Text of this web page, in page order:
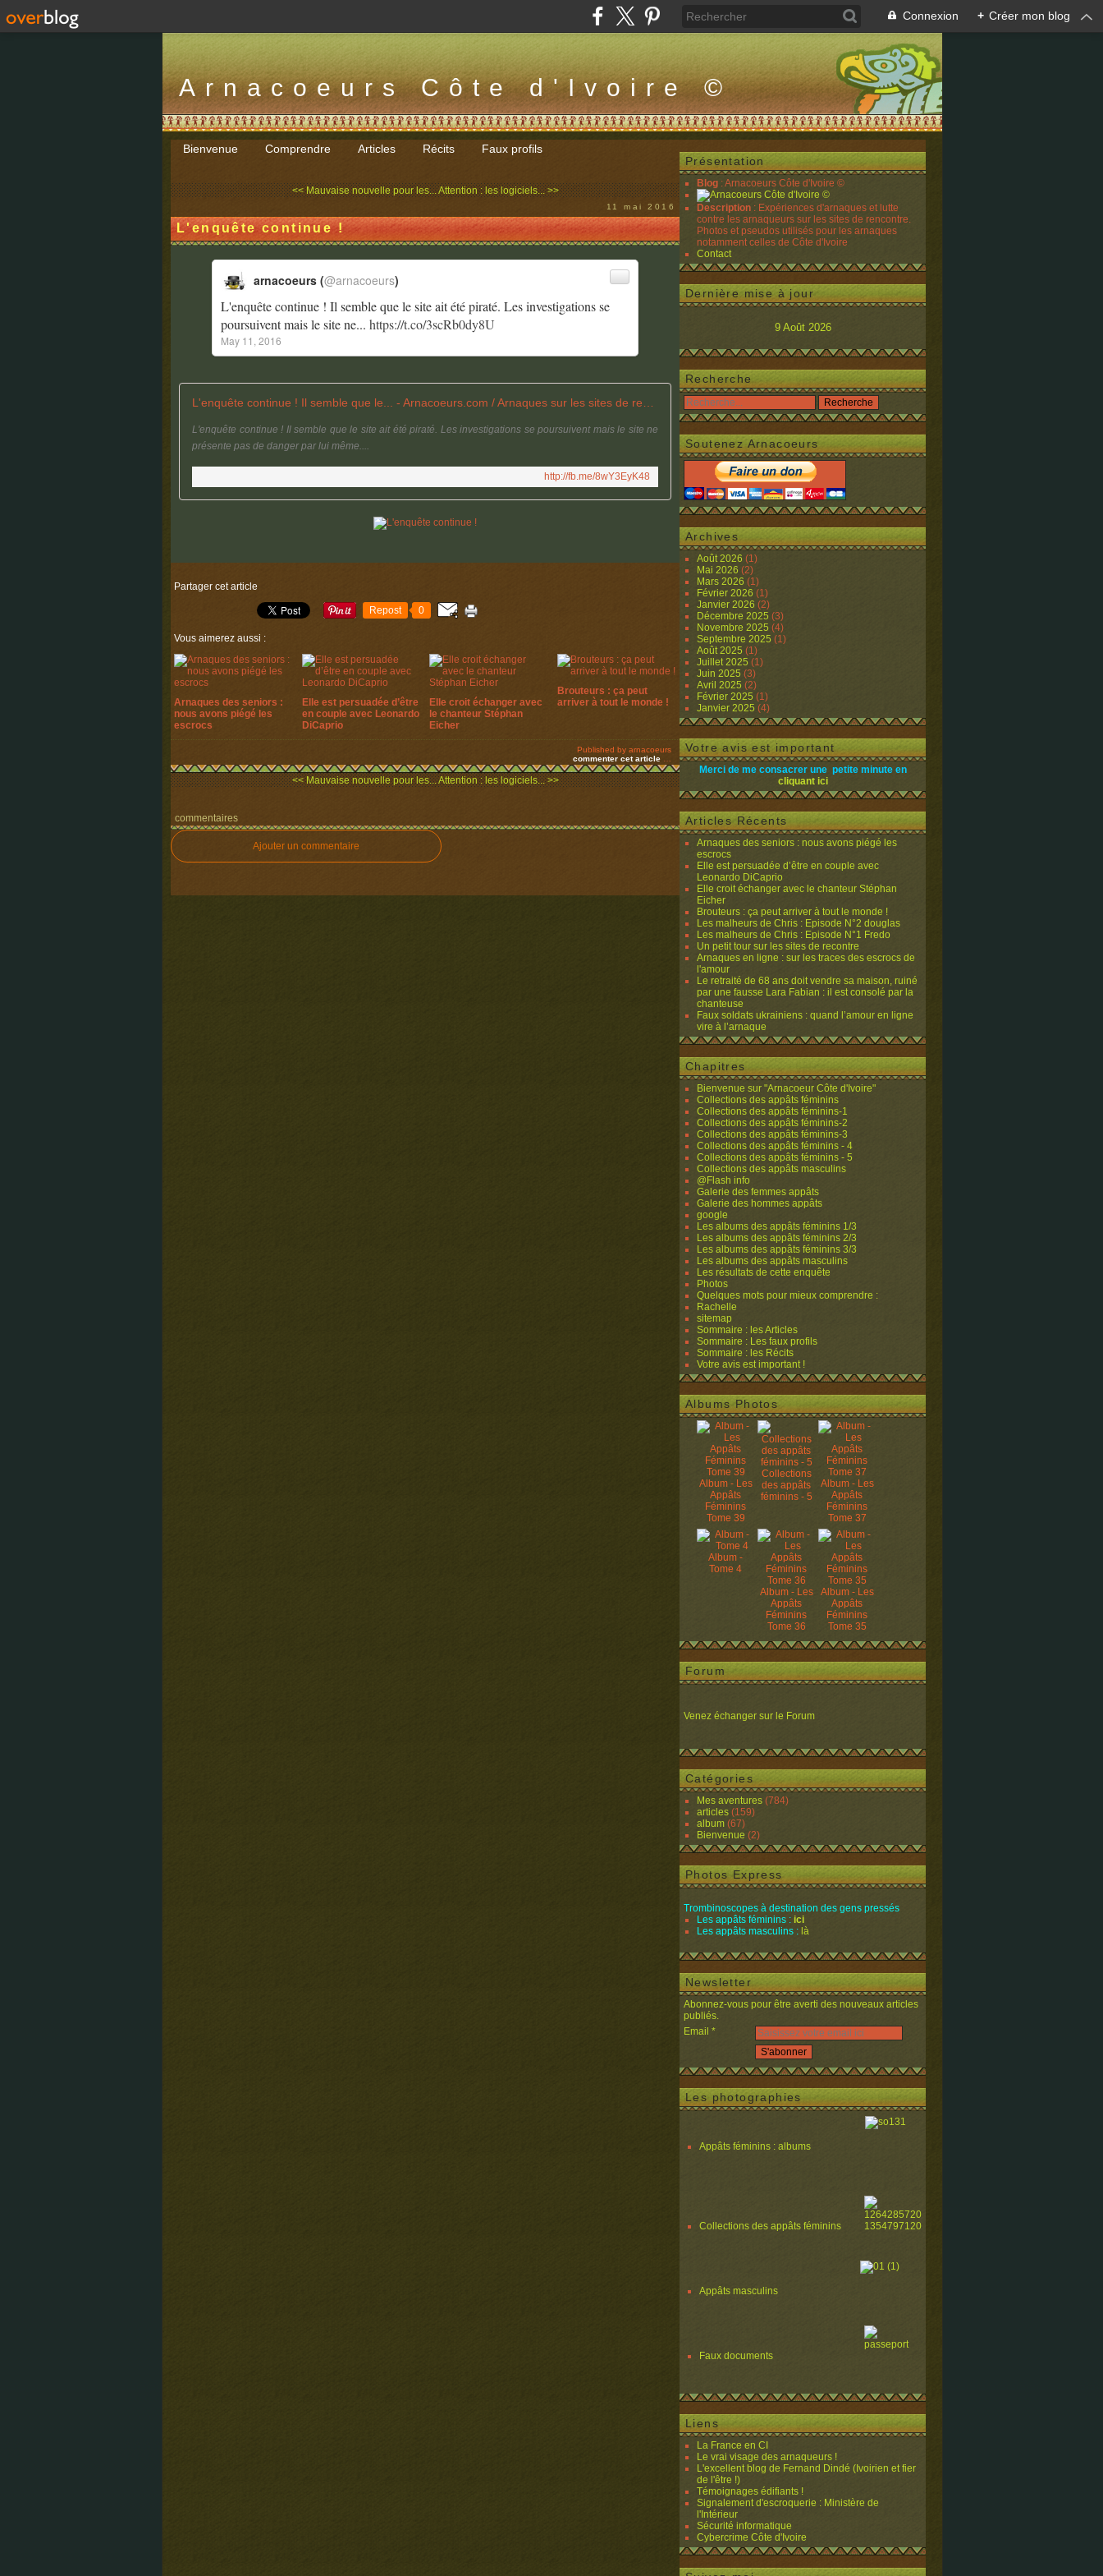
Connexion + Créer mon blog
Arnacoeurs Côte d'Ivoire ©
Bienvenue Comprendre Articles Récits Faux profils
<< Mauvaise nouvelle pour les...Attention : les logiciels... >>
11 mai 2016
L'enquête continue !
L'enquête continue ! Il semble que le site ait été piraté. Les investigations se
poursuivent mais le site ne... https://t.co/3scRb0dy8U
arnacoeurs (@arnacoeurs)
May 11, 2016
L'enquête continue ! Il semble que le site ait été piraté. Les investigations se poursuivent mais le site ne
présente pas de danger par lui même....
http://fb.me/8wY3EyK48
Partager cet article
Repost 0
Vous aimerez aussi :
Arnaques des seniors :
nous avons piégé les
escrocs
Elle est persuadée d’être
en couple avec Leonardo
DiCaprio
Elle croit échanger avec
le chanteur Stéphan
Eicher
Brouteurs : ça peut
arriver à tout le monde !
Published by arnacoeurs
commenter cet article
<< Mauvaise nouvelle pour les...Attention : les logiciels... >>
commentaires
Ajouter un commentaire
Présentation
Blog : Arnacoeurs Côte d'Ivoire ©
Description : Expériences d'arnaques et lutte
contre les arnaqueurs sur les sites de rencontre.
Photos et pseudos utilisés pour les arnaques
notamment celles de Côte d'Ivoire
Contact
Dernière mise à jour
9 Août 2026
Recherche
Soutenez Arnacoeurs
Archives
Août 2026 (1)
Mai 2026 (2)
Mars 2026 (1)
Février 2026 (1)
Janvier 2026 (2)
Décembre 2025 (3)
Novembre 2025 (4)
Septembre 2025 (1)
Août 2025 (1)
Juillet 2025 (1)
Juin 2025 (3)
Avril 2025 (2)
Février 2025 (1)
Janvier 2025 (4)
Votre avis est important
Merci de me consacrer une petite minute en
cliquant ici
Articles Récents
Arnaques des seniors : nous avons piégé les
escrocs
Elle est persuadée d’être en couple avec
Leonardo DiCaprio
Elle croit échanger avec le chanteur Stéphan
Eicher
Brouteurs : ça peut arriver à tout le monde !
Les malheurs de Chris : Episode N°2 douglas
Les malheurs de Chris : Episode N°1 Fredo
Un petit tour sur les sites de recontre
Arnaques en ligne : sur les traces des escrocs de
l'amour
Le retraité de 68 ans doit vendre sa maison, ruiné
par une fausse Lara Fabian : il est consolé par la
chanteuse
Faux soldats ukrainiens : quand l’amour en ligne
vire à l’arnaque
Chapitres
Bienvenue sur "Arnacoeur Côte d'Ivoire"
Collections des appâts féminins
Collections des appâts féminins-1
Collections des appâts féminins-2
Collections des appâts féminins-3
Collections des appâts féminins - 4
Collections des appâts féminins - 5
Collections des appâts masculins
@Flash info
Galerie des femmes appâts
Galerie des hommes appâts
google
Les albums des appâts féminins 1/3
Les albums des appâts féminins 2/3
Les albums des appâts féminins 3/3
Les albums des appâts masculins
Les résultats de cette enquête
Photos
Quelques mots pour mieux comprendre :
Rachelle
sitemap
Sommaire : les Articles
Sommaire : Les faux profils
Sommaire : les Récits
Votre avis est important !
Albums Photos
Album - Les
Appâts
Féminins
Tome 39
Collections
des appâts
féminins - 5
Album - Les
Appâts
Féminins
Tome 37
Album -
Tome 4
Album - Les
Appâts
Féminins
Tome 36
Album - Les
Appâts
Féminins
Tome 35
Forum
Venez échanger sur le Forum
Catégories
Mes aventures (784)
articles (159)
album (67)
Bienvenue (2)
Photos Express
Trombinoscopes à destination des gens pressés
Les appâts féminins : ici
Les appâts masculins : là
Newsletter
Abonnez-vous pour être averti des nouveaux articles
publiés.
Email
Les photographies
Appâts féminins : albums
Collections des appâts féminins
Appâts masculins
Faux documents
Liens
La France en CI
Le vrai visage des arnaqueurs !
L'excellent blog de Fernand Dindé (Ivoirien et fier
de l'être !)
Témoignages édifiants !
Signalement d'escroquerie : Ministère de
l'Intérieur
Sécurité informatique
Cybercrime Côte d'Ivoire